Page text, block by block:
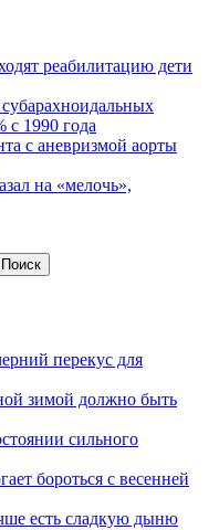
реабилитацию дети
с 1990 года
с аневризмой аорты
на «мелочь»,
Поиск
перекус для
зимой должно быть
сильного
бороться с весенней
есть сладкую дыню